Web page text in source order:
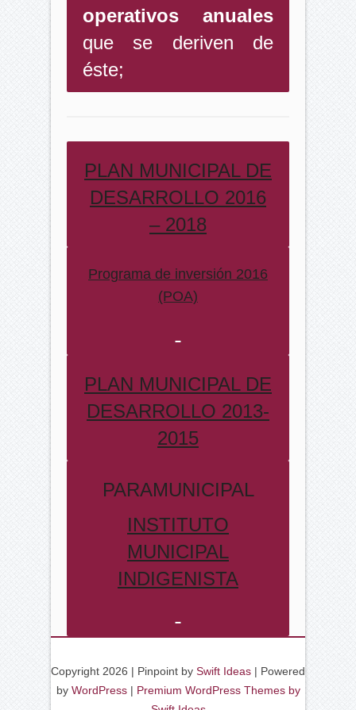
operativos
anuales
que se deriven de
éste;
PLAN MUNICIPAL DE
DESARROLLO 2016
– 2018
Programa de inversión 2016
(POA)
PLAN MUNICIPAL DE
DESARROLLO 2013-
2015
PARAMUNICIPAL
INSTITUTO
MUNICIPAL
INDIGENISTA
Copyright 2026 | Pinpoint by Swift Ideas | Powered
by WordPress| Premium WordPress Themes by